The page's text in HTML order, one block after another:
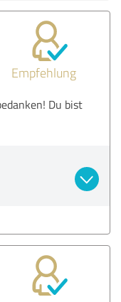
Empfehlung
Du bist